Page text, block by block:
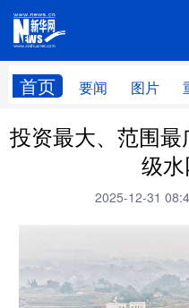
首页 要闻 图片
投资最大、范围
级
2025-12-31